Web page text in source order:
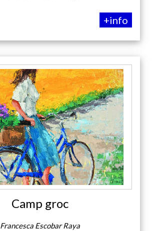
+info
Camp groc
Francesca Escobar Raya